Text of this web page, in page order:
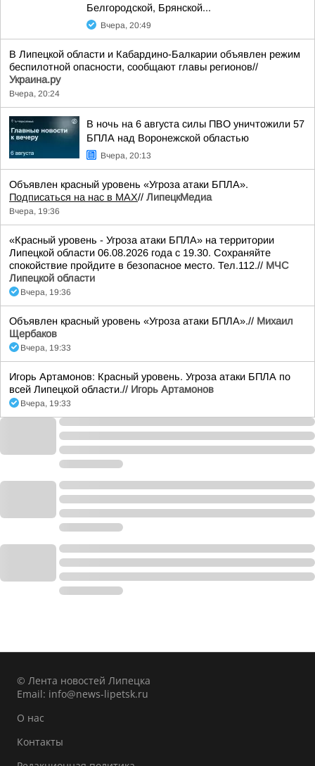
Белгородской, Брянской...
Вчера, 20:49
В Липецкой области и Кабардино-Балкарии объявлен режим
беспилотной опасности, сообщают главы регионов//
Украина.ру
Вчера, 20:24
В ночь на 6 августа силы ПВО уничтожили 57
БПЛА над Воронежской областью
Вчера, 20:13
Объявлен красный уровень «Угроза атаки БПЛА».
Подписаться на нас в МАХ// ЛипецкМедиа
Вчера, 19:36
«Красный уровень - Угроза атаки БПЛА» на территории
Липецкой области 06.08.2026 года с 19.30. Сохраняйте
спокойствие пройдите в безопасное место. Тел.112.// МЧС
Липецкой области
Вчера, 19:36
Объявлен красный уровень «Угроза атаки БПЛА».// Михаил
Щербаков
Вчера, 19:33
Игорь Артамонов: Красный уровень. Угроза атаки БПЛА по
всей Липецкой области.// Игорь Артамонов
Вчера, 19:33
© Лента новостей Липецка
Email: info@news-lipetsk.ru
О нас
Контакты